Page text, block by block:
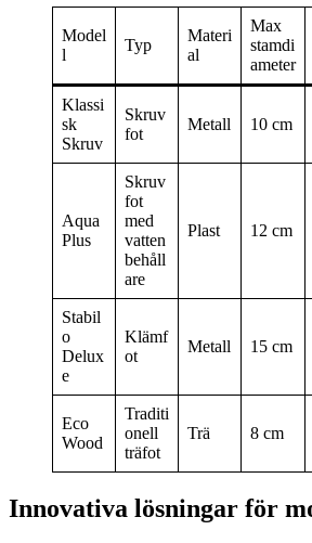
Model
l
Typ
Materi
al
Max
stamdi
ameter
Klassi
sk
Skruv
Skruv
fot
Metall 10 cm
Aqua
Plus
Skruv
fot
med
vatten
behåll
are
Plast 12 cm
Stabil
o
Delux
e
Klämf
ot
Metall 15 cm
Eco
Wood
Traditi
onell
träfot
Trä 8 cm
Innovativa lösningar för